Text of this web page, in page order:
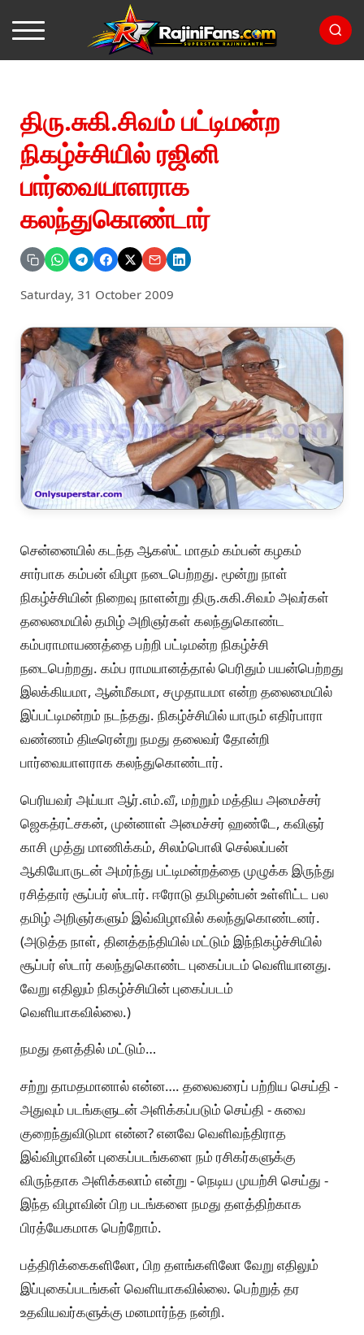
திரு.சுகி.சிவம் பட்டிமன்ற
நிகழ்ச்சியில் ரஜினி
பார்வையாளராக
கலந்துகொண்டார்
Saturday, 31 October 2009
சென்னையில் கடந்த ஆகஸ்ட் மாதம் கம்பன் கழகம்
சார்பாக கம்பன் விழா நடைபெற்றது. மூன்று நாள்
நிகழ்ச்சியின் நிறைவு நாளன்று திரு.சுகி.சிவம் அவர்கள்
தலைமையில் தமிழ் அறிஞர்கள் கலந்துகொண்ட
கம்பராமாயணத்தை பற்றி பட்டிமன்ற நிகழ்ச்சி
நடைபெற்றது. கம்ப ராமயானத்தால் பெரிதும் பயன்பெற்றது
இலக்கியமா, ஆன்மீகமா, சமுதாயமா என்ற தலைமையில்
இப்பட்டிமன்றம் நடந்தது. நிகழ்ச்சியில் யாரும் எதிர்பாரா
வண்ணம் திடீரென்று நமது தலைவர் தோன்றி
பார்வையாளராக கலந்துகொண்டார்.
பெரியவர் அய்யா ஆர்.எம்.வீ, மற்றும் மத்திய அமைச்சர்
ஜெகத்ரட்சகன், முன்னாள் அமைச்சர் ஹண்டே, கவிஞர்
காசி முத்து மாணிக்கம், சிலம்பொலி செல்லப்பன்
ஆகியோருடன் அமர்ந்து பட்டிமன்றத்தை முழுக்க இருந்து
ரசித்தார் சூப்பர் ஸ்டார். ஈரோடு தமிழன்பன் உள்ளிட்ட பல
தமிழ் அறிஞர்களும் இவ்விழாவில் கலந்துகொண்டனர்.
(அடுத்த நாள், தினத்தந்தியில் மட்டும் இந்நிகழ்ச்சியில்
சூப்பர் ஸ்டார் கலந்துகொண்ட புகைப்படம் வெளியானது.
வேறு எதிலும் நிகழ்ச்சியின் புகைப்படம்
வெளியாகவில்லை.)
நமது தளத்தில் மட்டும்…
சற்று தாமதமானால் என்ன…. தலைவரைப் பற்றிய செய்தி -
அதுவும் படங்களுடன் அளிக்கப்படும் செய்தி - சுவை
குறைந்துவிடுமா என்ன? எனவே வெளிவந்திராத
இவ்விழாவின் புகைப்படங்களை நம் ரசிகர்களுக்கு
விருந்தாக அளிக்கலாம் என்று - நெடிய முயற்சி செய்து -
இந்த விழாவின் பிற படங்களை நமது தளத்திற்காக
பிரத்யேகமாக பெற்றோம்.
பத்திரிக்கைகளிலோ, பிற தளங்களிலோ வேறு எதிலும்
இப்புகைப்படங்கள் வெளியாகவில்லை. பெற்றுத் தர
உதவியவர்களுக்கு மனமார்ந்த நன்றி.